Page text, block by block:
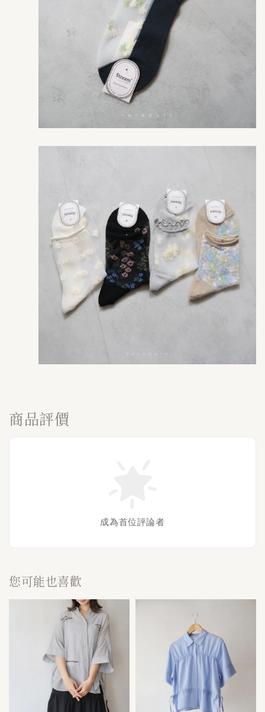
商品評價
成為首位評論者
您可能也喜歡